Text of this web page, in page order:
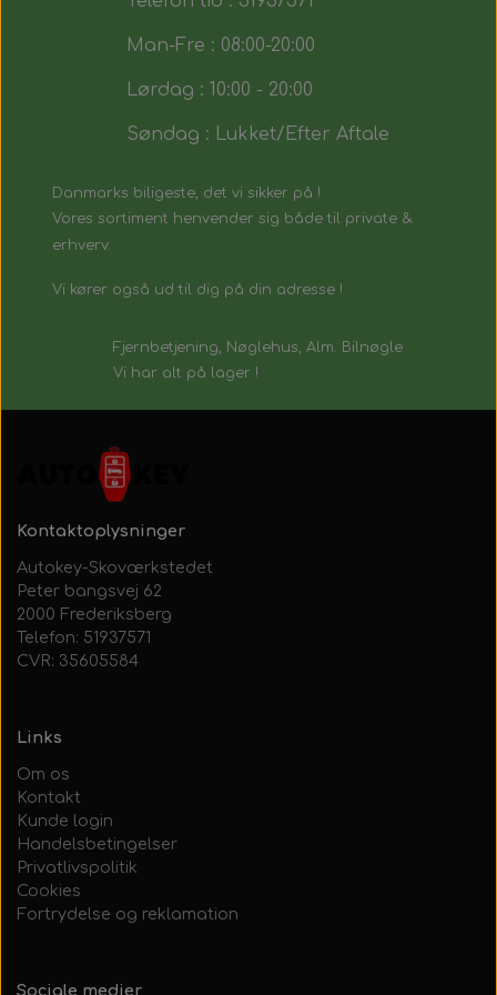
Man-Fre : 08:00-20:00
Lørdag : 10:00 - 20:00
Søndag : Lukket/Efter Aftale
Danmarks biligeste, det vi sikker på !
Vores sortiment henvender sig både til private &
erhverv.
Vi kører også ud til dig på din adresse !
Fjernbetjening, Nøglehus, Alm. Bilnøgle
Vi har alt på lager !
Kontaktoplysninger
Autokey-Skoværkstedet
Peter bangsvej 62
2000 Frederiksberg
Telefon: 51937571
CVR: 35605584
Links
Om os
Kontakt
Kunde login
Handelsbetingelser
Privatlivspolitik
Cookies
Fortrydelse og reklamation
Sociale medier